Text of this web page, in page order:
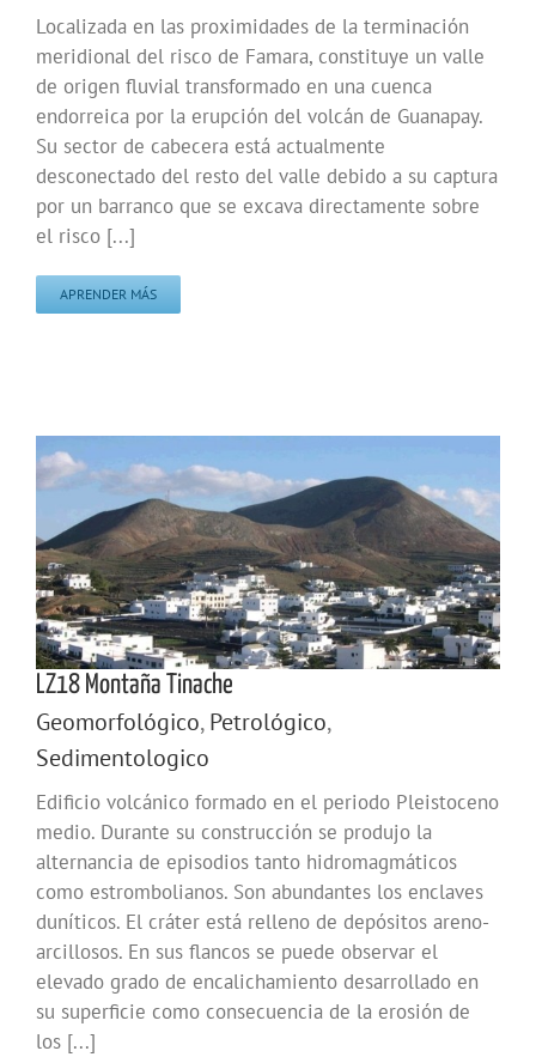
Localizada en las proximidades de la terminación
meridional del risco de Famara, constituye un valle
de origen fluvial transformado en una cuenca
endorreica por la erupción del volcán de Guanapay.
Su sector de cabecera está actualmente
desconectado del resto del valle debido a su captura
por un barranco que se excava directamente sobre
el risco [...]
APRENDER MÁS
LZ18 Montaña Tinache
Geomorfológico,Petrológico,
Sedimentologico
Edificio volcánico formado en el periodo Pleistoceno
medio. Durante su construcción se produjo la
alternancia de episodios tanto hidromagmáticos
como estrombolianos. Son abundantes los enclaves
duníticos. El cráter está relleno de depósitos areno-
arcillosos. En sus flancos se puede observar el
elevado grado de encalichamiento desarrollado en
su superficie como consecuencia de la erosión de
los [...]